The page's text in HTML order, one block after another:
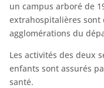
un campus arboré de
extrahospitalières sont
agglomérations du
Les activités des deux
enfants sont assurés
santé.